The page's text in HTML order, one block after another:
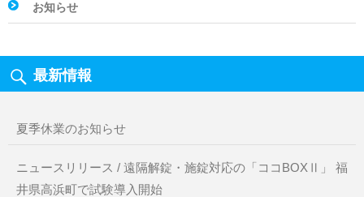
ン
お知らせ
最新情報
夏季休業のお知らせ
ニュースリリース / 遠隔解錠・施錠対応の「ココBOXⅡ」 福
井県高浜町で試験導入開始